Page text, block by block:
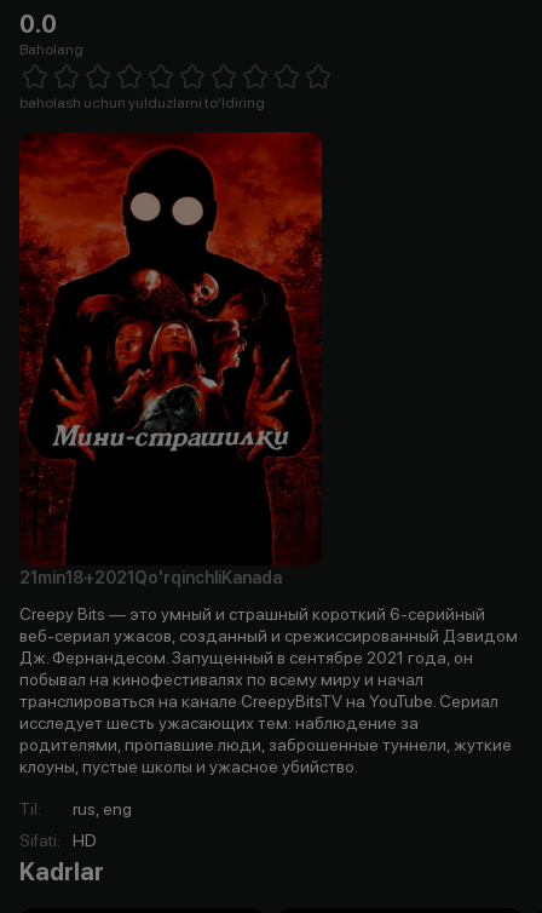
0.0
Baholang
1 Star 2 Stars 3 Stars 4 Stars5 Stars 6 Stars7 Stars8 Stars
baholash uchun yulduzlarni to'ldiring
21min18+2021 Qo'rqinchliKanada
Creepy Bits — это умный и страшный короткий 6-серийный
веб-сериал ужасов, созданный и срежиссированный Дэвидом
Дж. Фернандесом. Запущенный в сентябре 2021 года, он
побывал на кинофестивалях по всему миру и начал
транслироваться на канале CreepyBitsTV на YouTube. Сериал
исследует шесть ужасающих тем: наблюдение за
родителями, пропавшие люди, заброшенные туннели, жуткие
клоуны, пустые школы и ужасное убийство.
Til:
rus, eng
Sifati: HD
Kadrlar